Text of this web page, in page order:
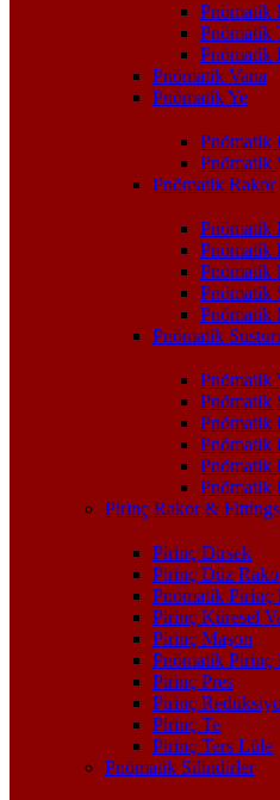
Pnömatik
Pnömatik
Pnömatik
Pnömatik Vana
Pnömatik Ye
Pnömatik
Pnömatik
Pnömatik Rakor
Pnömatik
Pnömatik
Pnömatik
Pnömatik
Pnömatik
Pnömatik
Pnömatik
Pnömatik
Pnömatik
Pnömatik
Pnömatik
Pnömatik
Pirinç Rakor & Fittings
Pirinç Dirsek
Pirinç Düz
Pnömatik Pirinç
Pirinç Küresel
Pirinç Maşon
Pnömatik Pirinç
Pirinç Pres
Pirinç
Pirinç Te
Pirinç Ters Lüle
Pnömatik Silindirler